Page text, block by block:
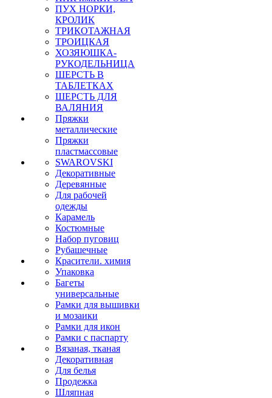
ПУХ НОРКИ,
КРОЛИК
ТРИКОТАЖНАЯ
ТРОИЦКАЯ
ХОЗЯЮШКА-
РУКОДЕЛЬНИЦА
ШЕРСТЬ В
ТАБЛЕТКАХ
ШЕРСТЬ ДЛЯ
ВАЛЯНИЯ
Пряжки
металлические
Пряжки
пластмассовые
SWAROVSKI
Декоративные
Деревянные
Для рабочей
одежды
Карамель
Костюмные
Набор пуговиц
Рубашечные
Красители. химия
Упаковка
Багеты
универсальные
Рамки для вышивки
и мозаики
Рамки для икон
Рамки с паспарту
Вязаная, тканая
Декоративная
Для белья
Продежка
Шляпная